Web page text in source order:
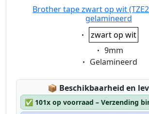
Brother tape zwart op wit
gelamineerd
Eigenschaft:
zwart op wit
Eigenschaft:
9mm
Eigenschaft:
Gelamineerd
📦 Lagerstatus:
Beschikbaarheid en
✅ 101x op voorraad – Verzending